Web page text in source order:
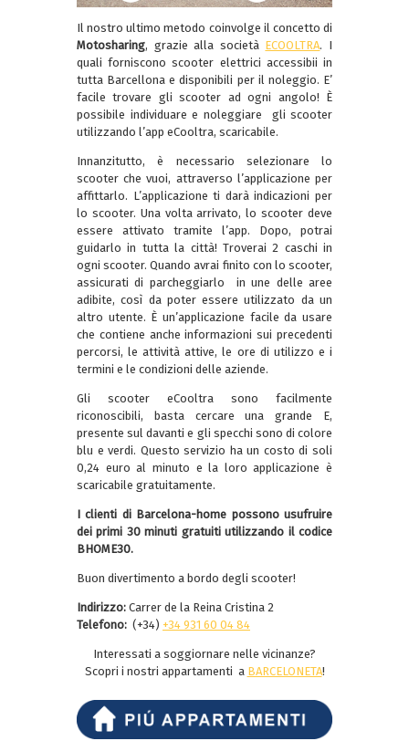
Il nostro ultimo metodo coinvolge il concetto di
Motosharing, grazie alla società ECOOLTRA. I
quali forniscono scooter elettrici accessibii in
tutta Barcellona e disponibili per il noleggio. E’
facile trovare gli scooter ad ogni angolo! È
possibile individuare e noleggiare gli scooter
utilizzando l’app eCooltra, scaricabile.
Innanzitutto, è necessario selezionare lo
scooter che vuoi, attraverso l’applicazione per
affittarlo. L’applicazione ti darà indicazioni per
lo scooter. Una volta arrivato, lo scooter deve
essere attivato tramite l’app. Dopo, potrai
guidarlo in tutta la città! Troverai 2 caschi in
ogni scooter. Quando avrai finito con lo scooter,
assicurati di parcheggiarlo in une delle aree
adibite, così da poter essere utilizzato da un
altro utente. È un’applicazione facile da usare
che contiene anche informazioni sui precedenti
percorsi, le attività attive, le ore di utilizzo e i
termini e le condizioni delle aziende.
Gli scooter eCooltra sono facilmente
riconoscibili, basta cercare una grande E,
presente sul davanti e gli specchi sono di colore
blu e verdi. Questo servizio ha un costo di soli
0,24 euro al minuto e la loro applicazione è
scaricabile gratuitamente.
I clienti di Barcelona-home possono usufruire
dei primi 30 minuti gratuiti utilizzando il codice
BHOME30.
Buon divertimento a bordo degli scooter!
Indirizzo: Carrer de la Reina Cristina 2
Telefono: (+34) +34 931 60 04 84
Interessati a soggiornare nelle vicinanze?
Scopri i nostri appartamenti a BARCELONETA!